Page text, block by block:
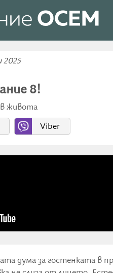
2025
8!
живота
Viber
дума за гостенката в